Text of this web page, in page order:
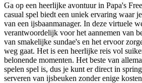
Ga op een heerlijke avontuur in Papa's
casual spel biedt een uniek ervaring waar
van een ijsbaanmanager. In deze virtuele
verantwoordelijk voor het aannemen van
van smakelijke sundae's en het ervoor
weg gaat. Het is een heerlijke reis vol
belonende momenten. Het beste van
spelen spel is, dus je kunt er direct in
serveren van ijsbeuken zonder enige